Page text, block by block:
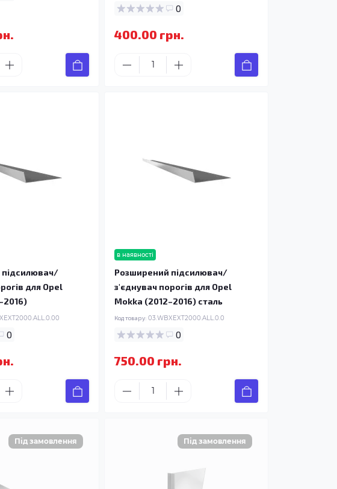
0
400.00 грн.
для Opel
0
в наявності
Розширений підсилювач/
з'єднувач порогів для Opel
Mokka (2012–2016) сталь
Код товару: 03.WBXEXT2000.ALL.0.0
0
750.00 грн.